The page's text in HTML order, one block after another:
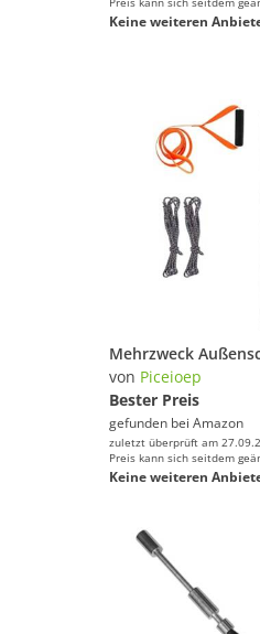
Keine weiteren
von Piceioep
Bester Preis
gefunden bei Amazon
zuletzt überprüft am
Preis kann sich seitdem
Keine weiteren